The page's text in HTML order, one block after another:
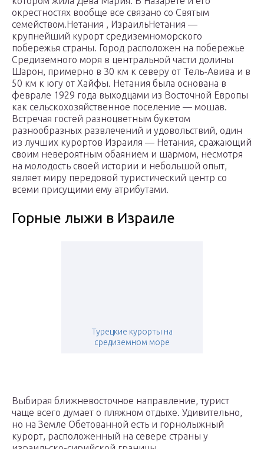
окрестностях вообще все связано со Святым
семейством.Нетания , ИзраильНетания —
крупнейший курорт средиземноморского
побережья страны. Город расположен на побережье
Средиземного моря в центральной части долины
Шарон, примерно в 30 км к северу от Тель-Авива и в
50 км к югу от Хайфы. Нетания была основана в
феврале 1929 года выходцами из Восточной Европы
как сельскохозяйственное поселение — мошав.
Встречая гостей разноцветным букетом
разнообразных развлечений и удовольствий, один
из лучших курортов Израиля — Нетания, сражающий
своим невероятным обаянием и шармом, несмотря
на молодость своей истории и небольшой опыт,
являет миру передовой туристический центр со
всеми присущими ему атрибутами.
Горные лыжи в Израиле
Турецкие курорты на
средиземном море
Выбирая ближневосточное направление, турист
чаще всего думает о пляжном отдыхе. Удивительно,
но на Земле Обетованной есть и горнолыжный
курорт, расположенный на севере страны у